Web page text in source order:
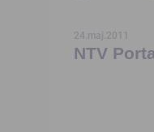
24.maj.2011
NTV